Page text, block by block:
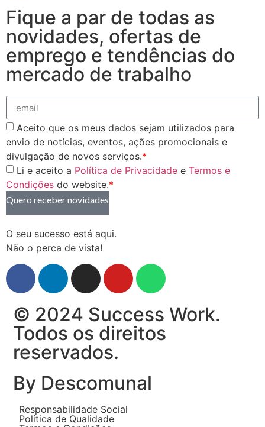
Fique a par de todas as
novidades, ofertas de
emprego e tendências do
mercado de trabalho
Aceito que os meus dados sejam utilizados para
envio de notícias, eventos, ações promocionais e
divulgação de novos serviços.*
Li e aceito a Política de Privacidade e Termos e
Condições do website.*
Quero receber novidades
O seu sucesso está aqui.
Não o perca de vista!
© 2024 Success Work.
Todos os direitos
reservados.
By Descomunal
Responsabilidade Social
Política de Qualidade